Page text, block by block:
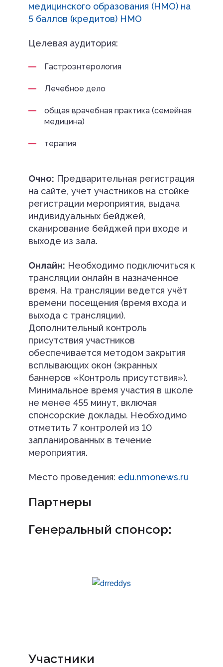
медицинского образования (НМО) на
5 баллов (кредитов) НМО
Целевая аудитория:
Гастроэнтерология
Лечебное дело
общая врачебная практика (семейная
медицина)
терапия
Очно: Предварительная регистрация
на сайте, учет участников на стойке
регистрации мероприятия, выдача
индивидуальных бейджей,
сканирование бейджей при входе и
выходе из зала.
Онлайн: Необходимо подключиться к
трансляции онлайн в назначенное
время. На трансляции ведется учёт
времени посещения (время входа и
выхода с трансляции).
Дополнительный контроль
присутствия участников
обеспечивается методом закрытия
всплывающих окон (экранных
баннеров «Контроль присутствия»).
Минимальное время участия в школе
не менее 455 минут, включая
спонсорские доклады. Необходимо
отметить 7 контролей из 10
запланированных в течение
мероприятия.
Место проведения: edu.nmonews.ru
Партнеры
Генеральный спонсор:
Участники